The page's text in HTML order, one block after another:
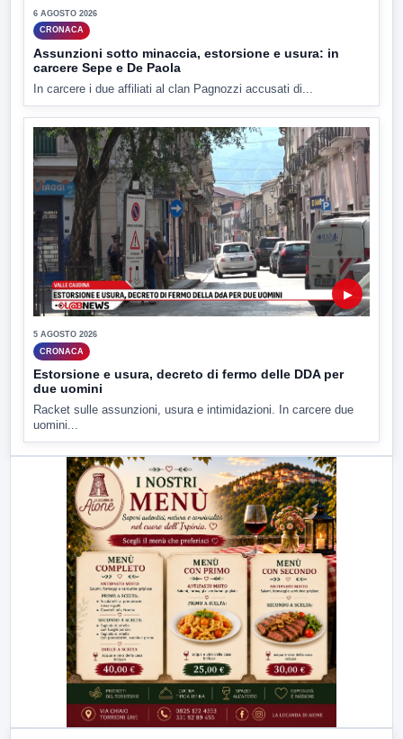
6 AGOSTO 2026
CRONACA
Assunzioni sotto minaccia, estorsione e usura: in
carcere Sepe e De Paola
In carcere i due affiliati al clan Pagnozzi accusati di...
▶
5 AGOSTO 2026
CRONACA
Estorsione e usura, decreto di fermo delle DDA per
due uomini
Racket sulle assunzioni, usura e intimidazioni. In carcere due
uomini...